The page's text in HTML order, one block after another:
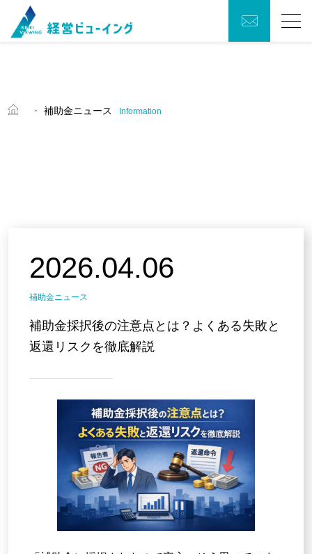
補助金獲得活用支援について
補助金ニュース Information
2026.04.06
補助金ニュース
補助金採択後の注意点とは？よくある失敗と
返還リスクを徹底解説